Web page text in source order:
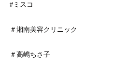
#ミスコ
＃湘南美容クリニック
＃高嶋ちさ子